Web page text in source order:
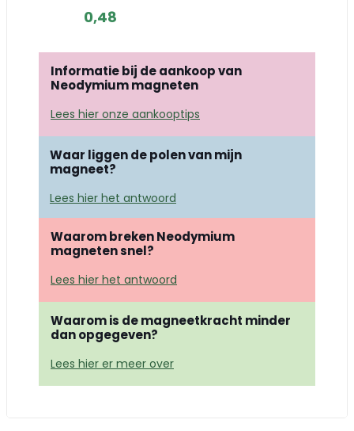
0,48
Informatie bij de aankoop van
Neodymium magneten
Lees hier onze aankooptips
Waar liggen de polen van mijn
magneet?
Lees hier het antwoord
Waarom breken Neodymium
magneten snel?
Lees hier het antwoord
Waarom is de magneetkracht minder
dan opgegeven?
Lees hier er meer over